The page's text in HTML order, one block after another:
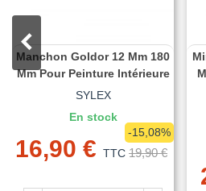
Manchon Goldor 12 Mm 180
Mm Pour Peinture Intérieure
SYLEX
En stock
16,90 € TTC 19,90 €
-15,08%